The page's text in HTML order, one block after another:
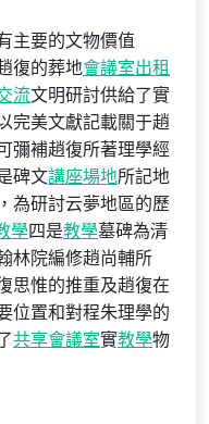
主要的文物價值
復的葬地會議室出租
流文明研討供給了實
完美文獻記載關于趙
彌補趙復所著理學經
碑文講座場地所記地
為研討云夢地區的歷
學四是教學墓碑為清
林院編修趙尚輔所
思惟的推重及趙復在
位置和對程朱理學的
共享會議室實教學物